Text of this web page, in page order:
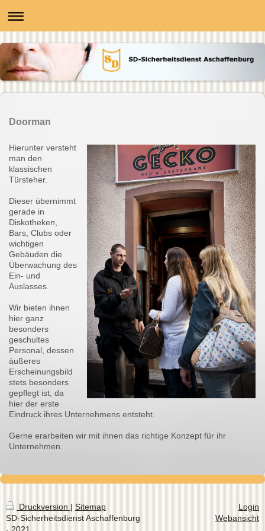
Doorman
Hierunter versteht
man den
klassischen
Türsteher.
Dieser übernimmt
gerade in
Diskotheken,
Bars, Clubs oder
wichtigen
Gebäuden die
Überwachung des
Ein- und
Auslasses.
Wir bieten ihnen
hier ganz
besonders
geschultes
Personal, dessen
äußeres
Erscheinungsbild
stets besonders
gepflegt ist, da
hier der erste
Eindruck ihres Unternehmens entsteht.
Gerne erarbeiten wir mit ihnen das richtige Konzept für ihr
Unternehmen.
Druckversion | Sitemap
SD-Sicherheitsdienst Aschaffenburg
Login
Webansicht